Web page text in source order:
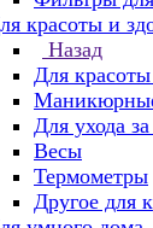
красоты и
Назад
Для
Для ухода
Весы
Термометры
Другое для